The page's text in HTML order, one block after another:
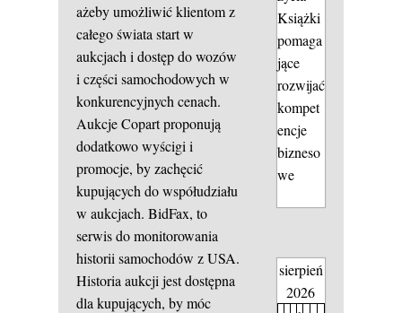
ażeby umożliwić klientom z
całego świata start w
aukcjach i dostęp do wozów
i części samochodowych w
konkurencyjnych cenach.
Aukcje Copart proponują
dodatkowo wyścigi i
promocje, by zachęcić
kupujących do współudziału
w aukcjach. BidFax, to
serwis do monitorowania
historii samochodów z USA.
Historia aukcji jest dostępna
dla kupujących, by móc
Książki
pomaga
jące
rozwijać
kompet
encje
bizneso
we
sierpień
2026